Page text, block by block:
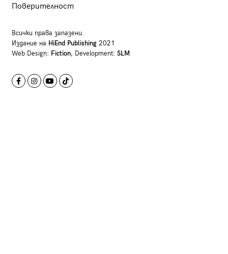
Поверителност
Всички права запазени.
Издание на HiEnd Publishing2021
Web Design: Fiction, Development: SLM